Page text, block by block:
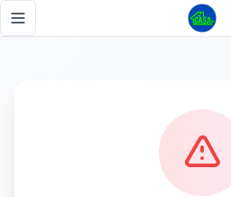
Toggle navigation menu
Página no encontrada - Tu Casa RD